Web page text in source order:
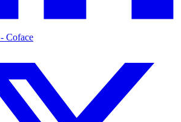
- Coface